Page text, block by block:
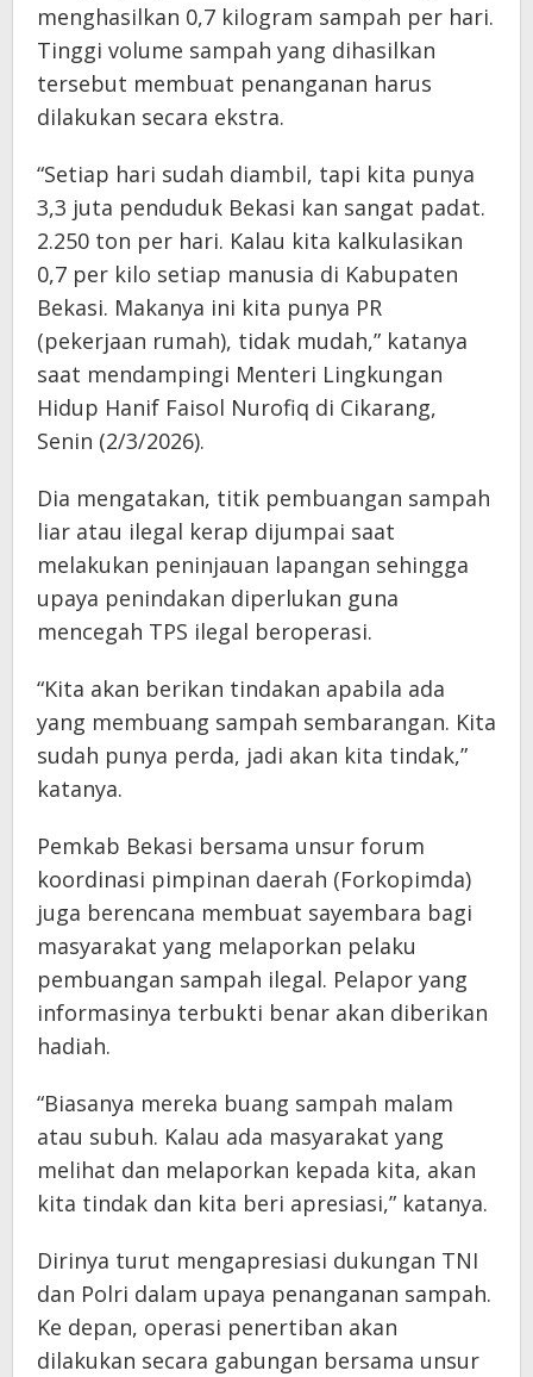
menghasilkan 0,7 kilogram sampah per hari.
Tinggi volume sampah yang dihasilkan
tersebut membuat penanganan harus
dilakukan secara ekstra.
“Setiap hari sudah diambil, tapi kita punya
3,3 juta penduduk Bekasi kan sangat padat.
2.250 ton per hari. Kalau kita kalkulasikan
0,7 per kilo setiap manusia di Kabupaten
Bekasi. Makanya ini kita punya PR
(pekerjaan rumah), tidak mudah,” katanya
saat mendampingi Menteri Lingkungan
Hidup Hanif Faisol Nurofiq di Cikarang,
Senin (2/3/2026).
Dia mengatakan, titik pembuangan sampah
liar atau ilegal kerap dijumpai saat
melakukan peninjauan lapangan sehingga
upaya penindakan diperlukan guna
mencegah TPS ilegal beroperasi.
“Kita akan berikan tindakan apabila ada
yang membuang sampah sembarangan. Kita
sudah punya perda, jadi akan kita tindak,”
katanya.
Pemkab Bekasi bersama unsur forum
koordinasi pimpinan daerah (Forkopimda)
juga berencana membuat sayembara bagi
masyarakat yang melaporkan pelaku
pembuangan sampah ilegal. Pelapor yang
informasinya terbukti benar akan diberikan
hadiah.
“Biasanya mereka buang sampah malam
atau subuh. Kalau ada masyarakat yang
melihat dan melaporkan kepada kita, akan
kita tindak dan kita beri apresiasi,” katanya.
Dirinya turut mengapresiasi dukungan TNI
dan Polri dalam upaya penanganan sampah.
Ke depan, operasi penertiban akan
dilakukan secara gabungan bersama unsur